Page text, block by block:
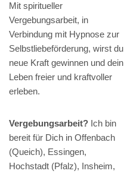
Mit spiritueller
Vergebungsarbeit, in
Verbindung mit Hypnose zur
Selbstliebeförderung, wirst du
neue Kraft gewinnen und dein
Leben freier und kraftvoller
erleben.
Vergebungsarbeit? Ich bin
bereit für Dich in Offenbach
(Queich), Essingen,
Hochstadt (Pfalz), Insheim,